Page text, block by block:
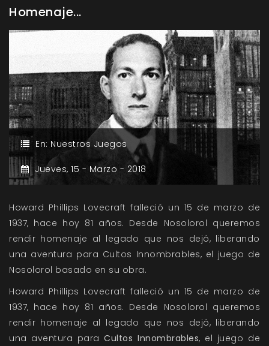
Homenaje...
En: Nuestros Juegos
Jueves, 15 - Marzo - 2018
Howard Phillips Lovecraft falleció un 15 de marzo de
1937, hace hoy 81 años. Desde Nosolorol queremos
rendir homenaje al legado que nos dejó, liberando
una aventura para Cultos Innombrables, el juego de
Nosolorol basado en su obra.
Howard Phillips Lovecraft falleció un 15 de marzo de
1937, hace hoy 81 años. Desde Nosolorol queremos
rendir homenaje al legado que nos dejó, liberando
una aventura paraCultos Innombrables, el juego de